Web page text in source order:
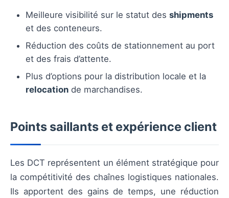
Meilleure visibilité sur le statut des shipments
et des conteneurs.
Réduction des coûts de stationnement au port
et des frais d’attente.
Plus d’options pour la distribution locale et la
relocation de marchandises.
Points saillants et expérience client
Les DCT représentent un élément stratégique pour
la compétitivité des chaînes logistiques nationales.
Ils apportent des gains de temps, une réduction